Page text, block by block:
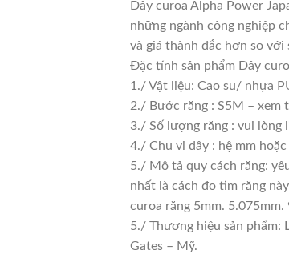
Dây curoa Alpha Power
những ngành công nghiệp
và giá thành đắc hơn so
Đặc tính sản phẩm Dây
1./ Vật liệu: Cao su/ nhựa
2./ Bước răng : S5M – xem
3./ Số lượng răng : vui lòng
4./ Chu vi dây : hệ mm hoặc
5./ Mô tả quy cách răng:
nhất là cách đo tim răng
curoa răng 5mm.
5./ Thương hiệu sản
Gates – Mỹ.